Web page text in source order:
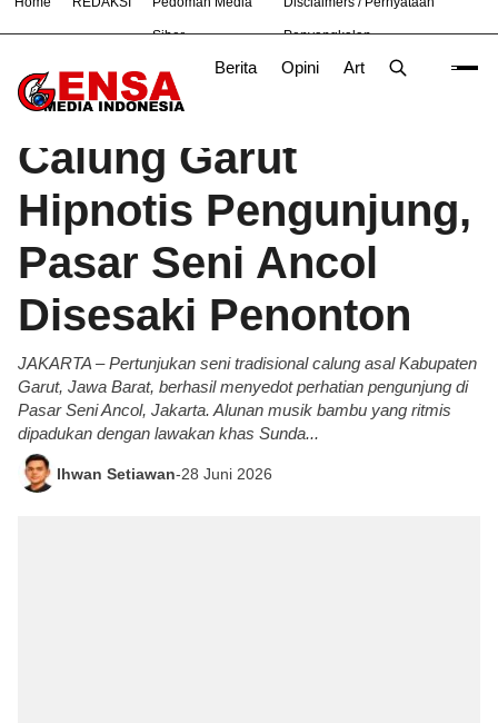
Siber Penyangkalan
Berita Opini Artikel
# Bandung Bekasi Jakarta Nasional News TNI
Beranda/Budaya
Calung Garut
Hipnotis Pengunjung,
Pasar Seni Ancol
Disesaki Penonton
JAKARTA – Pertunjukan seni tradisional calung asal Kabupaten
Garut, Jawa Barat, berhasil menyedot perhatian pengunjung di
Pasar Seni Ancol, Jakarta. Alunan musik bambu yang ritmis
dipadukan dengan lawakan khas Sunda...
Ihwan Setiawan-28 Juni 2026